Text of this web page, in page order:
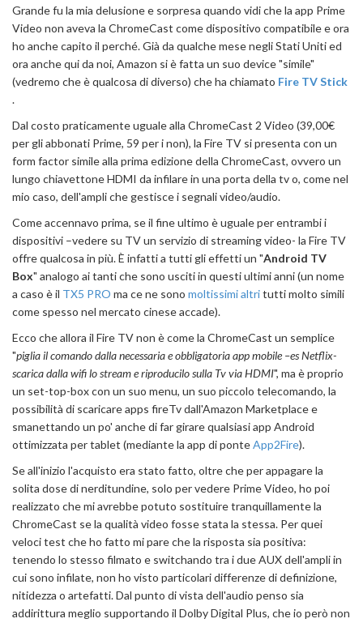
Grande fu la mia delusione e sorpresa quando vidi che la app Prime
Video non aveva la ChromeCast come dispositivo compatibile e ora
ho anche capito il perché. Già da qualche mese negli Stati Uniti ed
ora anche qui da noi, Amazon si è fatta un suo device "simile"
(vedremo che è qualcosa di diverso) che ha chiamato Fire TV Stick
.
Dal costo praticamente uguale alla ChromeCast 2 Video (39,00€
per gli abbonati Prime, 59 per i non), la Fire TV si presenta con un
form factor simile alla prima edizione della ChromeCast, ovvero un
lungo chiavettone HDMI da infilare in una porta della tv o, come nel
mio caso, dell'ampli che gestisce i segnali video/audio.
Come accennavo prima, se il fine ultimo è uguale per entrambi i
dispositivi –vedere su TV un servizio di streaming video- la Fire TV
offre qualcosa in più. È infatti a tutti gli effetti un "Android TV
Box" analogo ai tanti che sono usciti in questi ultimi anni (un nome
a caso è il TX5 PRO ma ce ne sono moltissimi altritutti molto simili
come spesso nel mercato cinese accade).
Ecco che allora il Fire TV non è come la ChromeCast un semplice
"piglia il comando dalla necessaria e obbligatoria app mobile –es Netflix-
scarica dalla wifi lo stream e riproducilo sulla Tv via HDMI", ma è proprio
un set-top-box con un suo menu, un suo piccolo telecomando, la
possibilità di scaricare apps fireTv dall'Amazon Marketplace e
smanettando un po' anche di far girare qualsiasi app Android
ottimizzata per tablet (mediante la app di ponteApp2Fire).
Se all'inizio l'acquisto era stato fatto, oltre che per appagare la
solita dose di nerditundine, solo per vedere Prime Video, ho poi
realizzato che mi avrebbe potuto sostituire tranquillamente la
ChromeCast se la qualità video fosse stata la stessa. Per quei
veloci test che ho fatto mi pare che la risposta sia positiva:
tenendo lo stesso filmato e switchando tra i due AUX dell'ampli in
cui sono infilate, non ho visto particolari differenze di definizione,
nitidezza o artefatti. Dal punto di vista dell'audio penso sia
addirittura meglio supportando il Dolby Digital Plus, che io però non